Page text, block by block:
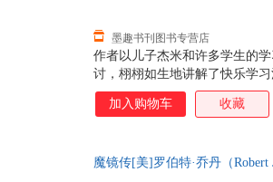
作者以儿子杰米和许多学生的
讨，栩栩如生地讲解了快乐学
方法揉合在一起，做了简短而
幽默。 喻理于学，学而励志，
的一大风格，也是作者提倡学
墨趣书刊图书专营店
加入购物车 收藏
魔镜传[美]罗伯特·乔丹（